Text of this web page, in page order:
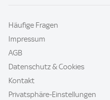
Häufige Fragen
Impressum
AGB
Datenschutz & Cookies
Kontakt
Privatsphäre-Einstellungen